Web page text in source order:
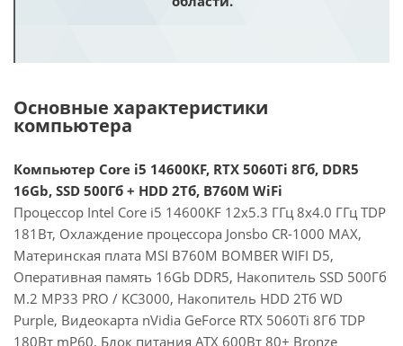
Основные характеристики
компьютера
Компьютер Core i5 14600KF, RTX 5060Ti 8Гб, DDR5
16Gb, SSD 500Гб + HDD 2Тб, B760M WiFi
Процессор Intel Core i5 14600KF 12x5.3 ГГц 8x4.0 ГГц TDP
181Вт, Охлаждение процессора Jonsbo CR-1000 MAX,
Материнская плата MSI B760M BOMBER WIFI D5,
Оперативная память 16Gb DDR5, Накопитель SSD 500Гб
M.2 MP33 PRO / KC3000, Накопитель HDD 2Тб WD
Purple, Видеокарта nVidia GeForce RTX 5060Ti 8Гб TDP
180Вт mP60, Блок питания ATX 600Вт 80+ Bronze